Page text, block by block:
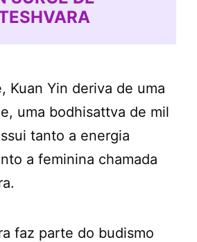
Kuan Yin deriva de uma
uma bodhisattva de mil
tanto a energia
a feminina chamada
faz parte do budismo